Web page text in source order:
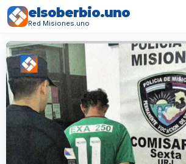
elsoberbio.uno
Red Misiones.uno